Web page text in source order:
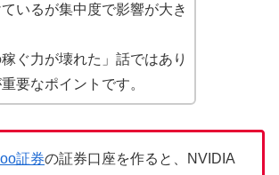
いるが集中度で影響が大き
ぐ力が壊れた」話ではあり
要なポイントです。
証券の証券口座を作ると、NVIDIA